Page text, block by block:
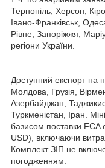
Тернопіль, Херсон,
Івано-Франківськ,
Рівне, Запоріжжя,
регіони України.
Доступний експорт на
Молдова, Грузія,
Азербайджан,
Туркменістан, Іран.
базисом поставки
USD), включаючи
Комплект ЗІП не
погодженням.